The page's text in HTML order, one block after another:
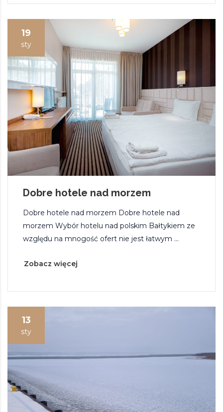
19
sty
Dobre hotele nad morzem
Dobre hotele nad morzem Dobre hotele nad
morzem Wybór hotelu nad polskim Bałtykiem ze
względu na mnogość ofert nie jest łatwym ...
Zobacz więcej
13
sty